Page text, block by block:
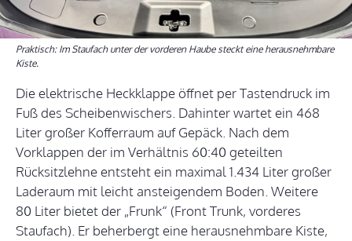
Praktisch: Im Staufach unter der vorderen Haube steckt eine herausnehmbare
Kiste.
Die elektrische Heckklappe öffnet per Tastendruck im
Fuß des Scheibenwischers. Dahinter wartet ein 468
Liter großer Kofferraum auf Gepäck. Nach dem
Vorklappen der im Verhältnis 60:40 geteilten
Rücksitzlehne entsteht ein maximal 1.434 Liter großer
Laderaum mit leicht ansteigendem Boden. Weitere
80 Liter bietet der „Frunk“ (Front Trunk, vorderes
Staufach). Er beherbergt eine herausnehmbare Kiste,